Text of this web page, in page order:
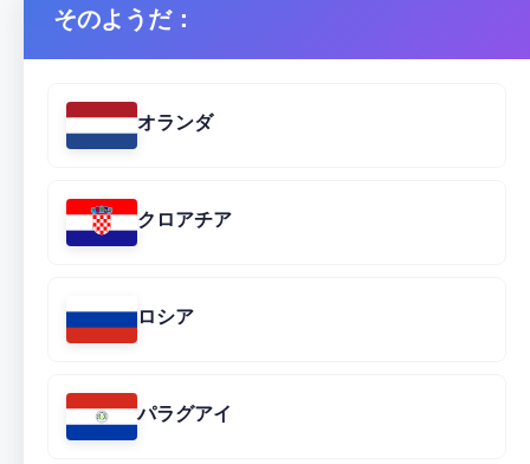
そのようだ：
オランダ
クロアチア
ロシア
パラグアイ